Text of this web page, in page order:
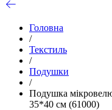
Головна
/
Текстиль
/
Подушки
/
Подушка
35*40 см (61000)